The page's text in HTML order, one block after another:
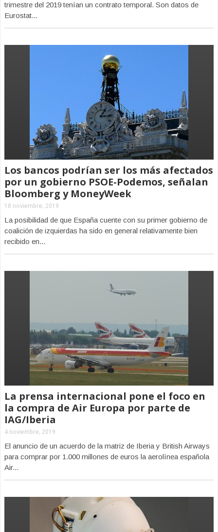
trimestre del 2019 tenían un contrato temporal. Son datos de
Eurostat...
Los bancos podrían ser los más afectados
por un gobierno PSOE-Podemos, señalan
Bloomberg y MoneyWeek
18 noviembre, 2019
La posibilidad de que España cuente con su primer gobierno de
coalición de izquierdas ha sido en general relativamente bien
recibido en...
La prensa internacional pone el foco en
la compra de Air Europa por parte de
IAG/Iberia
4 noviembre, 2019
El anuncio de un acuerdo de la matriz de Iberia y British Airways
para comprar por 1.000 millones de euros la aerolínea española
Air...